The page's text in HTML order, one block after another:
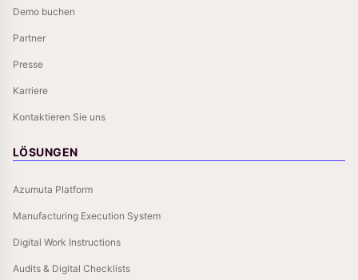
Demo buchen
Partner
Presse
Karriere
Kontaktieren Sie uns
LÖSUNGEN
Azumuta Platform
Manufacturing Execution System
Digital Work Instructions
Audits & Digital Checklists